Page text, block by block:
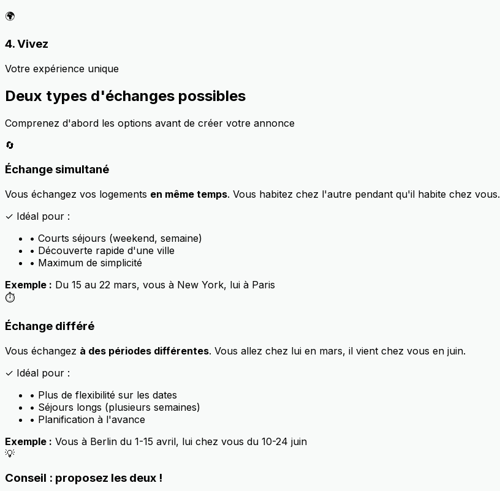
🌍
4. Vivez
Votre expérience unique
Deux types d'échanges possibles
Comprenez d'abord les options avant de créer votre annonce
🔄
Échange simultané
Vous échangez vos logements en même temps. Vous habitez chez l'autre pendant qu'il habite chez vous.
✓ Idéal pour :
• Courts séjours (weekend, semaine)
• Découverte rapide d'une ville
• Maximum de simplicité
Exemple : Du 15 au 22 mars, vous à New York, lui à Paris
⏱️
Échange différé
Vous échangez à des périodes différentes. Vous allez chez lui en mars, il vient chez vous en juin.
✓ Idéal pour :
• Plus de flexibilité sur les dates
• Séjours longs (plusieurs semaines)
• Planification à l'avance
Exemple : Vous à Berlin du 1-15 avril, lui chez vous du 10-24 juin
💡
Conseil : proposez les deux !